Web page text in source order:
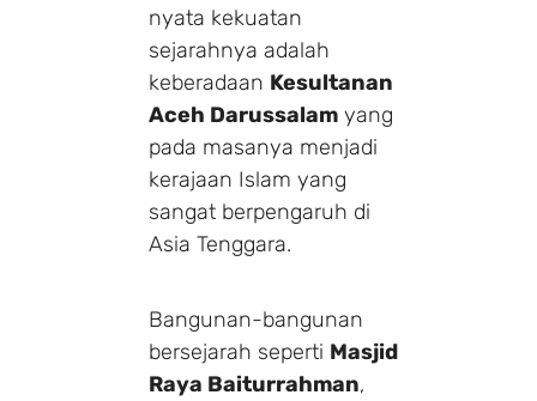
nyata kekuatan
sejarahnya adalah
keberadaan Kesultanan
Aceh Darussalam yang
pada masanya menjadi
kerajaan Islam yang
sangat berpengaruh di
Asia Tenggara.
Bangunan-bangunan
bersejarah seperti Masjid
Raya Baiturrahman,